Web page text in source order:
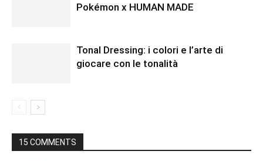
Pokémon x HUMAN MADE
Tonal Dressing: i colori e l’arte di
giocare con le tonalità
15 COMMENTS